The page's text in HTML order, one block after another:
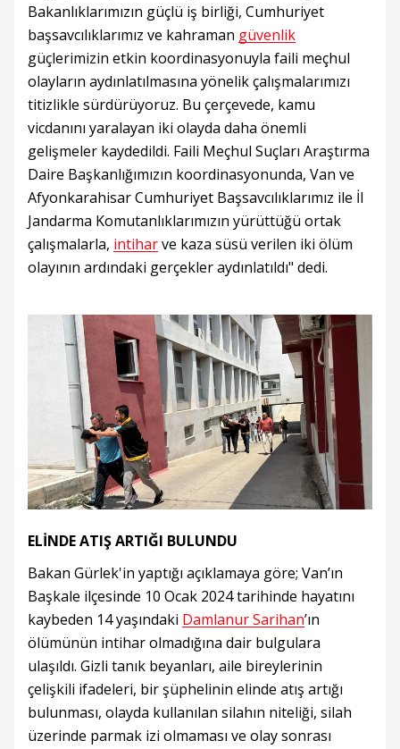
Bakanlıklarımızın güçlü iş birliği, Cumhuriyet
başsavcılıklarımız ve kahraman güvenlik
güçlerimizin etkin koordinasyonuyla faili meçhul
olayların aydınlatılmasına yönelik çalışmalarımızı
titizlikle sürdürüyoruz. Bu çerçevede, kamu
vicdanını yaralayan iki olayda daha önemli
gelişmeler kaydedildi. Faili Meçhul Suçları Araştırma
Daire Başkanlığımızın koordinasyonunda, Van ve
Afyonkarahisar Cumhuriyet Başsavcılıklarımız ile İl
Jandarma Komutanlıklarımızın yürüttüğü ortak
çalışmalarla, intiharve kaza süsü verilen iki ölüm
olayının ardındaki gerçekler aydınlatıldı" dedi.
ELİNDE ATIŞ ARTIĞI BULUNDU
Bakan Gürlek'in yaptığı açıklamaya göre; Van’ın
Başkale ilçesinde 10 Ocak 2024 tarihinde hayatını
kaybeden 14 yaşındaki Damlanur Sarihan’ın
ölümünün intihar olmadığına dair bulgulara
ulaşıldı. Gizli tanık beyanları, aile bireylerinin
çelişkili ifadeleri, bir şüphelinin elinde atış artığı
bulunması, olayda kullanılan silahın niteliği, silah
üzerinde parmak izi olmaması ve olay sonrası